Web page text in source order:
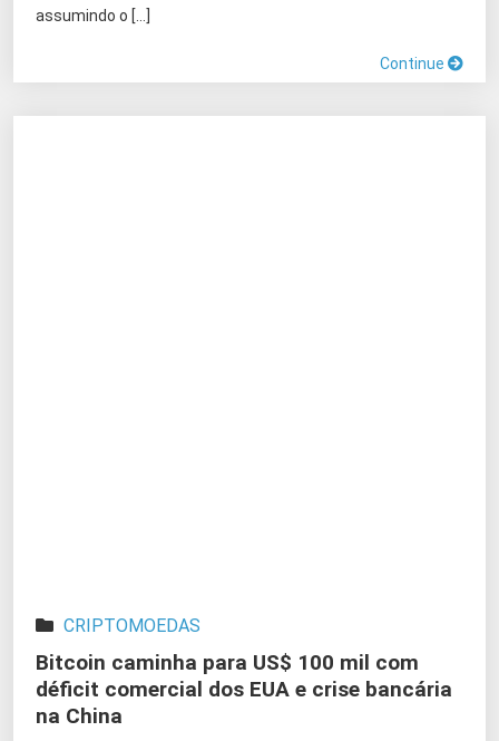
assumindo o […]
Continue
CRIPTOMOEDAS
Bitcoin caminha para US$ 100 mil com
déficit comercial dos EUA e crise bancária
na China